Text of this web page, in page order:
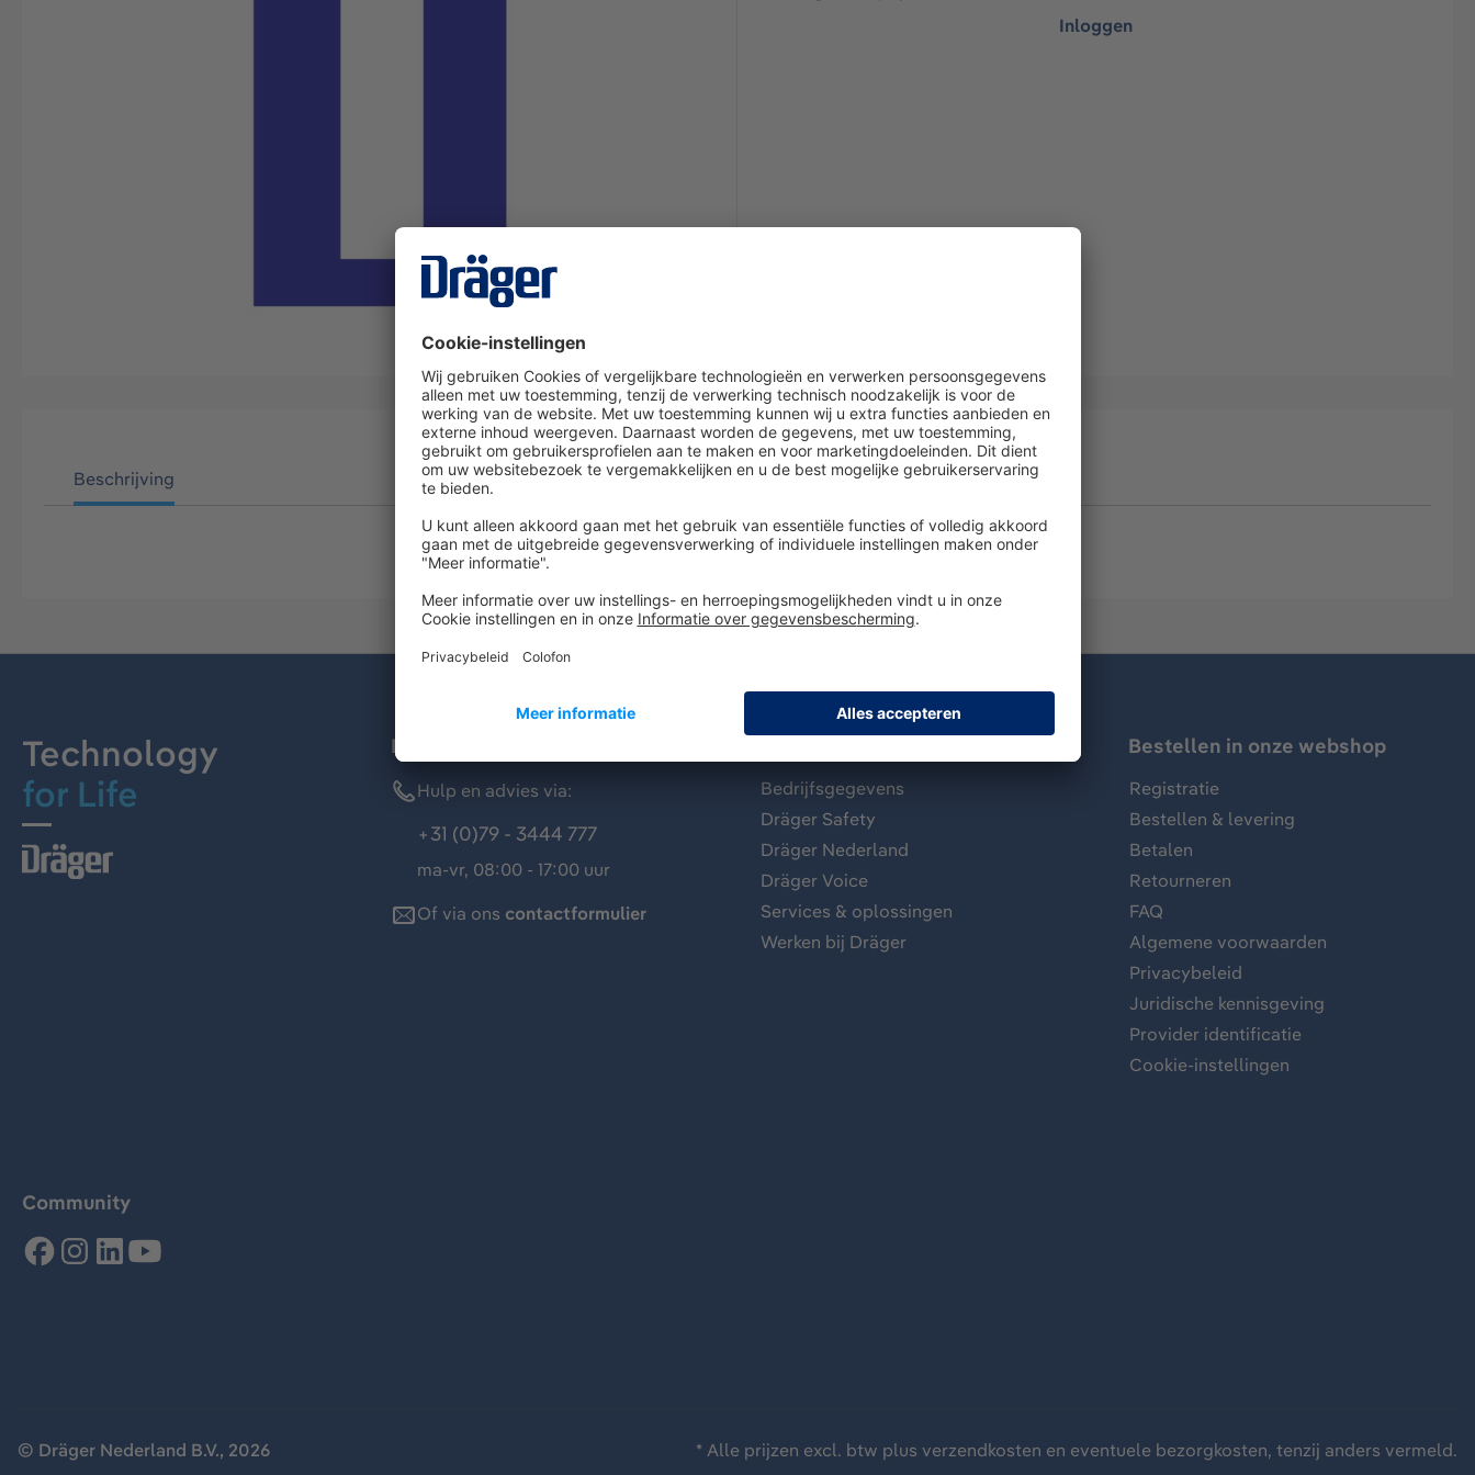
Inloggen
Beschrijving
Technology
for Life
Dräger klantenservice
Hulp en advies via:
+31 (0)79 - 3444 777
ma-vr, 08:00 - 17:00 uur
Of via ons contactformulier
Bedrijfsgegevens
Dräger Safety
Dräger Nederland
Dräger Voice
Services & oplossingen
Werken bij Dräger
Bestellen in onze webshop
Registratie
Bestellen & levering
Betalen
Retourneren
FAQ
Algemene voorwaarden
Privacybeleid
Juridische kennisgeving
Provider identificatie
Cookie-instellingen
Community
© Dräger Nederland B.V., 2026 * Alle prijzen excl. btw plus verzendkosten en eventuele bezorgkosten, tenzij anders vermeld.